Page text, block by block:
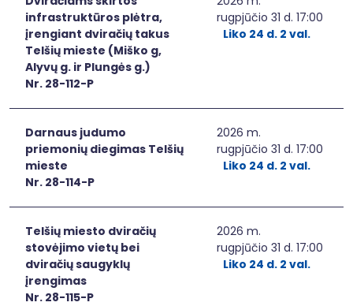
infrastruktūros plėtra,
įrengiant dviračių takus
Telšių mieste (Miško g,
Alyvų g. ir Plungės g.)
Nr. 28-112-P
rugpjūčio 31 d. 17:00
Liko 24 d. 2 val.
Darnaus judumo
priemonių diegimas Telšių
mieste
Nr. 28-114-P
2026 m.
rugpjūčio 31 d. 17:00
Liko 24 d. 2 val.
Telšių miesto dviračių
stovėjimo vietų bei
dviračių saugyklų
įrengimas
Nr. 28-115-P
2026 m.
rugpjūčio 31 d. 17:00
Liko 24 d. 2 val.